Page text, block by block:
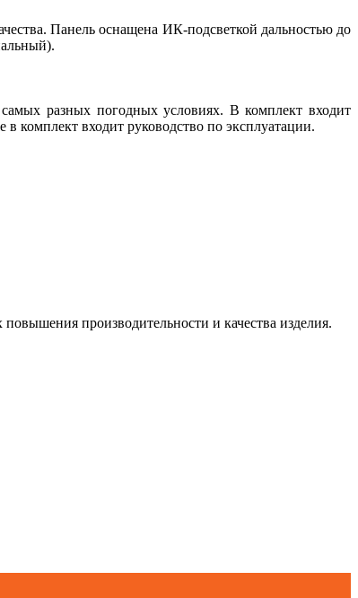
Панель оснащена ИК-подсветкой дальностью до
разных погодных условиях. В комплект входит
комплект входит руководство по эксплуатации.
производительности и качества изделия.